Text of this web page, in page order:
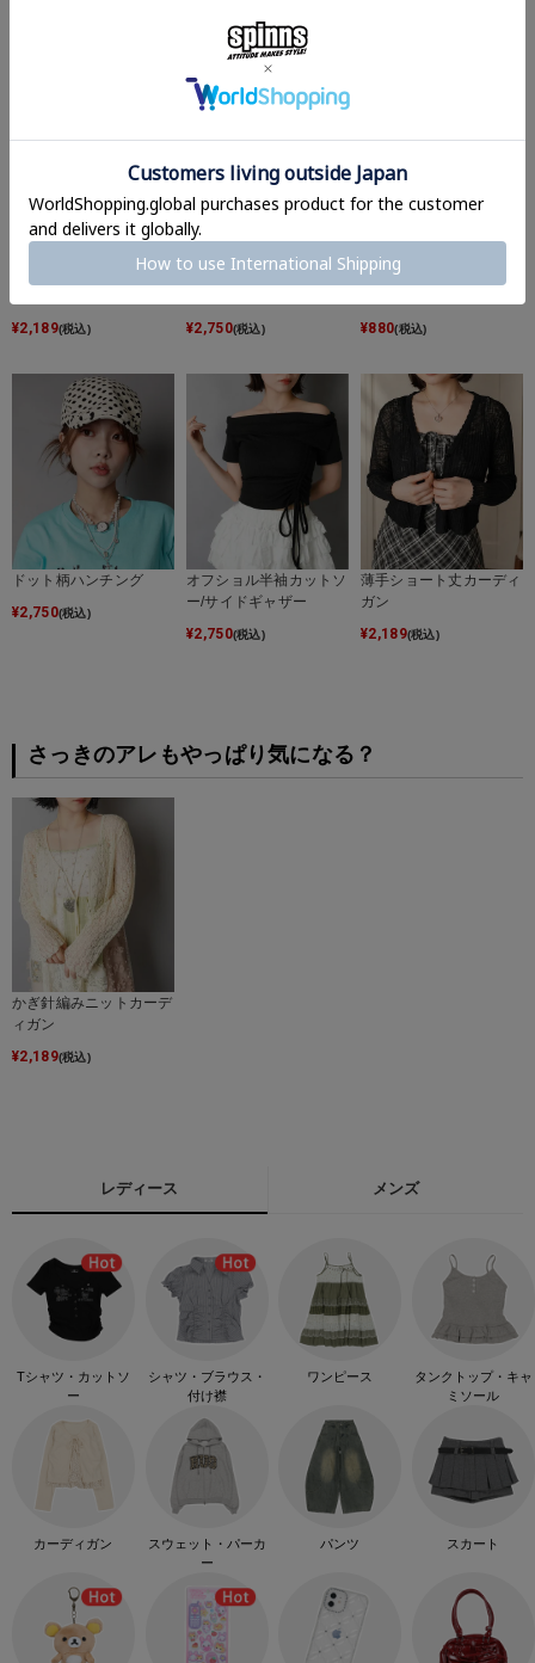
シングルビーニー/ニッ
¥2,189(税込)
ムラ染め風ハトメタンク
¥2,750(税込)
チェック柄ヘアクリッ
¥880(税込)
ドット柄ハンチング
¥2,750(税込)
オフショル半袖カットソ
ー/サイドギャザー
¥2,750(税込)
薄手ショート丈カーディ
ガン
¥2,189(税込)
さっきのアレもやっぱり気になる？
かぎ針編みニットカーデ
ィガン
¥2,189(税込)
レディース メンズ
Tシャツ・カットソ
ー
シャツ・ブラウス・
付け襟
ワンピース
タンクトップ・キャ
ミソール
カーディガン
スウェット・パーカ
ー
パンツ スカート